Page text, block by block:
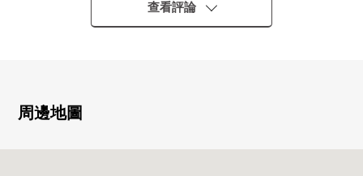
○ PANAHOME施工的自由設計住宅
○ 用地hahirobiro 304.14平方公尺(約92坪)的整形地
○ 區劃調整地方內
查看評論
周邊地圖